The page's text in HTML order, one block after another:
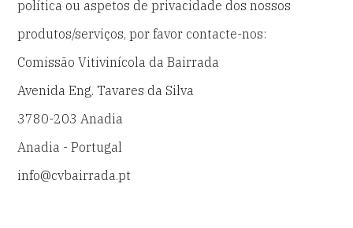
política ou aspetos de privacidade dos nossos
produtos/serviços, por favor contacte-nos:
Comissão Vitivinícola da Bairrada
Avenida Eng. Tavares da Silva
3780-203 Anadia
Anadia - Portugal
info@cvbairrada.pt